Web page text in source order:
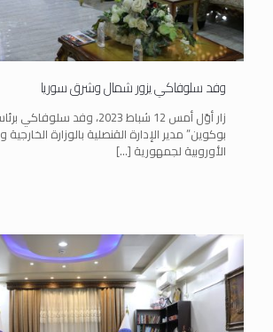
وفد سلوفاكي يزور شمال وشرق سوريا
زار أوّل أمس 12 شباط 2023، وفد
بوكوين” مدير الإدارة القنصلية بالوزارة
الأوروبية لجمهورية […]